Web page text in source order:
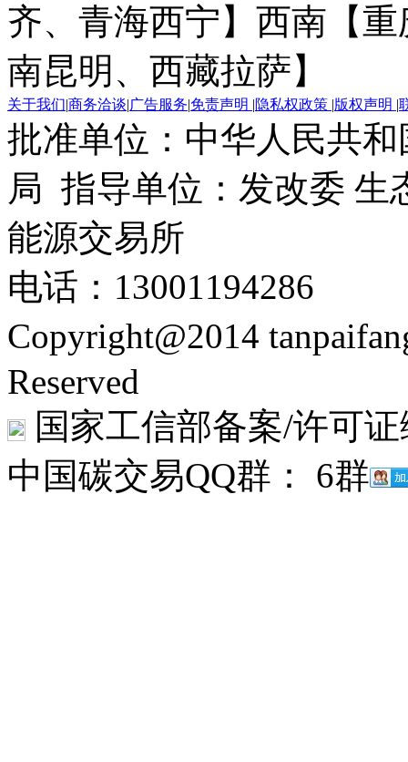
齐、青海西宁】 西南【
南昆明、西藏拉萨】
关于我们|商务洽谈|广告服务|免责声明 |隐私权政策 |版权声明 |
批准单位：中华人民共
局 指导单位：发改委 生
能源交易所
电话：13001194286
Copyright@2014
Reserved
国家工信部备案/许可
中国碳交易QQ群： 6群